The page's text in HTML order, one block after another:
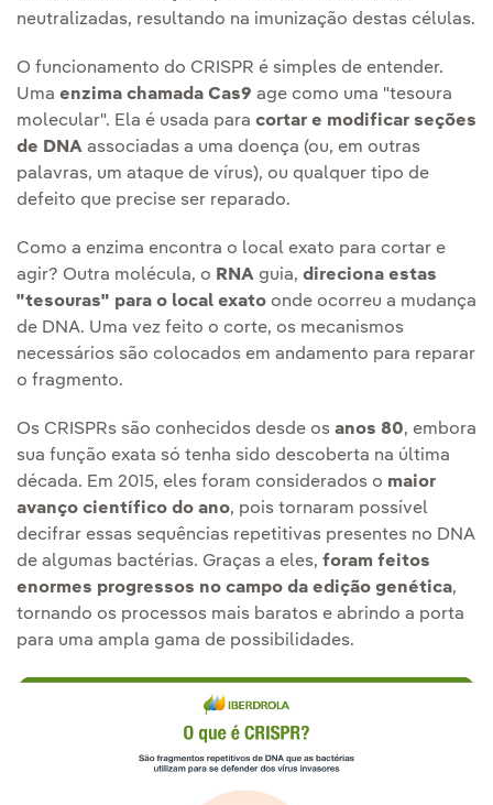
neutralizadas, resultando na imunização destas células.
O funcionamento do CRISPR é simples de entender.
Uma enzima chamada Cas9 age como uma "tesoura
molecular". Ela é usada para cortar e modificar seções
de DNA associadas a uma doença (ou, em outras
palavras, um ataque de vírus), ou qualquer tipo de
defeito que precise ser reparado.
Como a enzima encontra o local exato para cortar e
agir? Outra molécula, o RNA guia, direciona estas
"tesouras" para o local exato onde ocorreu a mudança
de DNA. Uma vez feito o corte, os mecanismos
necessários são colocados em andamento para reparar
o fragmento.
Os CRISPRs são conhecidos desde os anos 80, embora
sua função exata só tenha sido descoberta na última
década. Em 2015, eles foram considerados o maior
avanço científico do ano, pois tornaram possível
decifrar essas sequências repetitivas presentes no DNA
de algumas bactérias. Graças a eles, foram feitos
enormes progressos no campo da edição genética,
tornando os processos mais baratos e abrindo a porta
para uma ampla gama de possibilidades.